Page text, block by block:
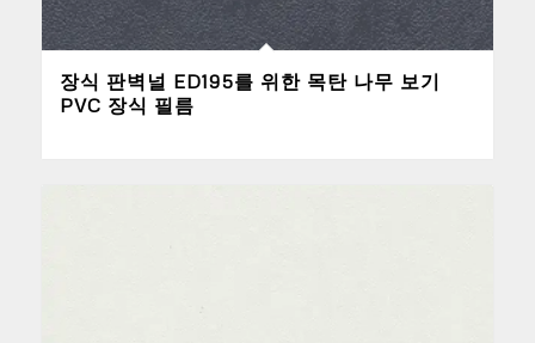
장식 판벽널 ED195를 위한 목탄 나무 보기
PVC 장식 필름